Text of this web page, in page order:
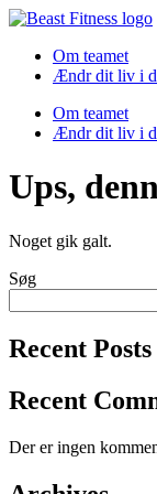
Spring
indholdOm teamet
Ændr dit liv i
Om teamet
Ændr dit liv i
Ups,
Noget gik galt.
Søg
Recent Posts
Recent
Der er ingen